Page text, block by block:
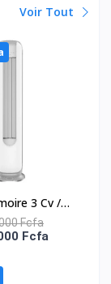
Voir Tout
3 Cv /
R-32 /
/ 220-
Fcfa
Fcfa